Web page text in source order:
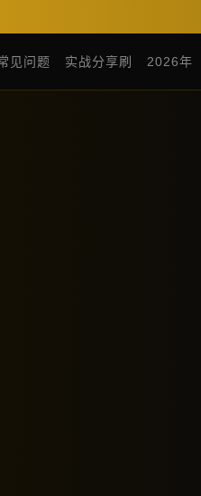
见问题 实战分享刷 2026年